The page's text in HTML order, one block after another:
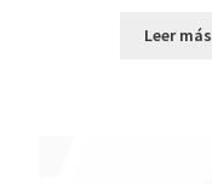
Leer más